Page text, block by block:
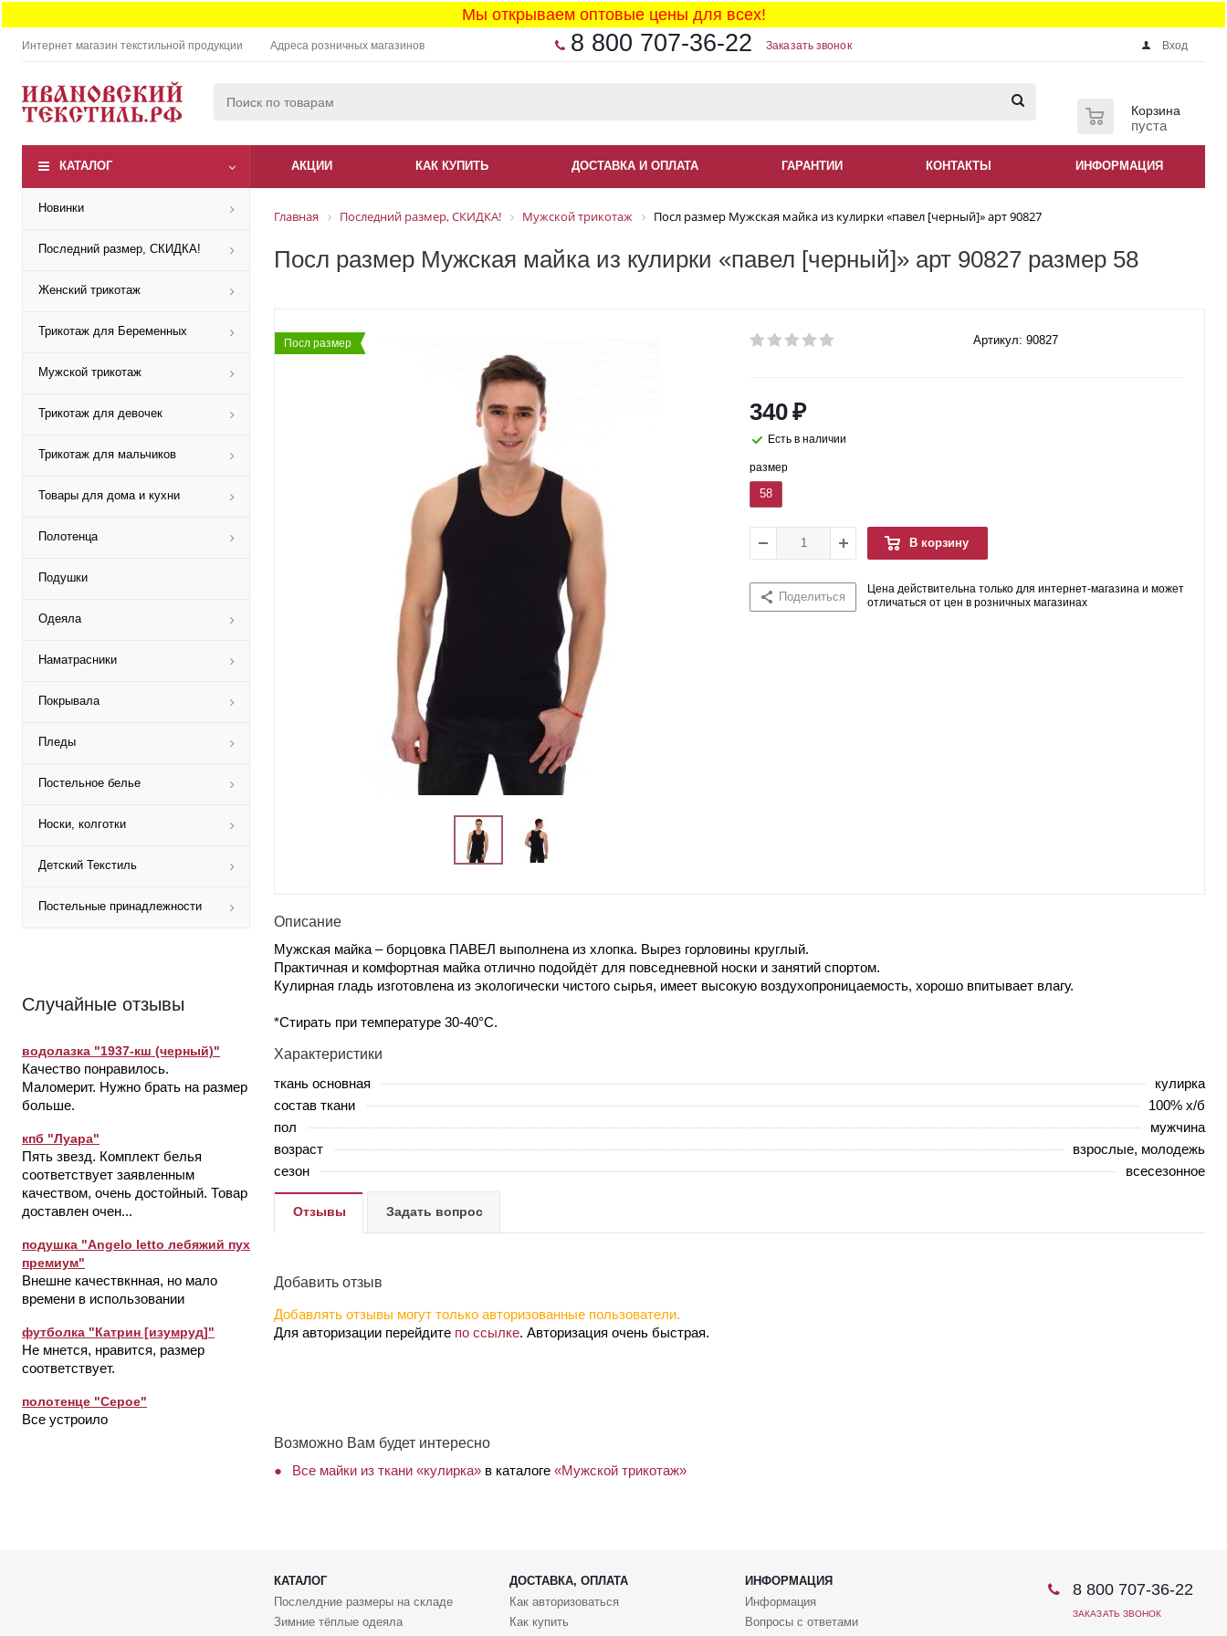
Мы открываем оптовые цены для всех!
Интернет магазин текстильной продукции Адреса розничных магазинов 8 800 707-36-22 Заказать звонок Вход
Корзина
пуста
КАТАЛОГ АКЦИИ КАК КУПИТЬ ДОСТАВКА И ОПЛАТА ГАРАНТИИ КОНТАКТЫ ИНФОРМАЦИЯ
Новинки
Последний размер, СКИДКА!
Женский трикотаж
Трикотаж для Беременных
Мужской трикотаж
Трикотаж для девочек
Трикотаж для мальчиков
Товары для дома и кухни
Полотенца
Подушки
Одеяла
Наматрасники
Покрывала
Пледы
Постельное белье
Носки, колготки
Детский Текстиль
Постельные принадлежности
Случайные отзывы
водолазка "1937-кш (черный)"
Качество понравилось.
Маломерит. Нужно брать на размер
больше.
кпб "Луара"
Пять звезд. Комплект белья
соответствует заявленным
качеством, очень достойный. Товар
доставлен очен...
подушка "Angelo letto лебяжий пух
премиум"
Внешне качествкнная, но мало
времени в использовании
футболка "Катрин [изумруд]"
Не мнется, нравится, размер
соответствует.
полотенце "Серое"
Все устроило
Главная Последний размер, СКИДКА! Мужской трикотаж Посл размер Мужская майка из кулирки «павел [черный]» арт 90827
Посл размер Мужская майка из кулирки «павел [черный]» арт 90827 размер 58
Посл размер Артикул: 90827
340₽
Есть в наличии
размер
58
В корзину
Поделиться
Цена действительна только для интернет-магазина и может
отличаться от цен в розничных магазинах
Описание
Мужская майка – борцовка ПАВЕЛ выполнена из хлопка. Вырез горловины круглый.
Практичная и комфортная майка отлично подойдёт для повседневной носки и занятий спортом.
Кулирная гладь изготовлена из экологически чистого сырья, имеет высокую воздухопроницаемость, хорошо впитывает влагу.
*Стирать при температуре 30-40°C.
Характеристики
ткань основная
кулирка
состав ткани
100% х/б
пол
мужчина
возраст
взрослые, молодежь
сезон
всесезонное
Отзывы Задать вопрос
Добавить отзыв
Добавлять отзывы могут только авторизованные пользователи.
Для авторизации перейдите по ссылке. Авторизация очень быстрая.
Возможно Вам будет интересно
Все майки из ткани «кулирка» в каталоге «Мужской трикотаж»
КАТАЛОГ ДОСТАВКА, ОПЛАТА
ИНФОРМАЦИЯ
Послелдние размеры на складе
Зимние тёплые одеяла
Как авторизоваться
Как купить
Информация
Вопросы с ответами
8 800 707-36-22
ЗАКАЗАТЬ ЗВОНОК